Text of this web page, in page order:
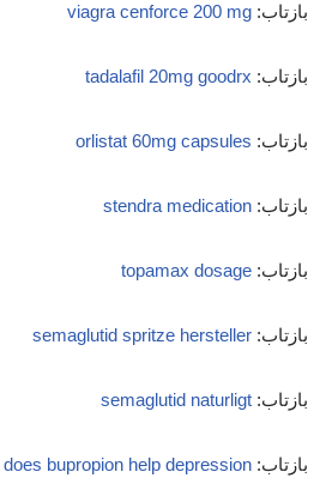
بازتاب: viagra cenforce 200 mg
بازتاب: tadalafil 20mg goodrx
بازتاب: orlistat 60mg capsules
بازتاب: stendra medication
بازتاب: topamax dosage
بازتاب: semaglutid spritze hersteller
بازتاب: semaglutid naturligt
بازتاب: does bupropion help depression